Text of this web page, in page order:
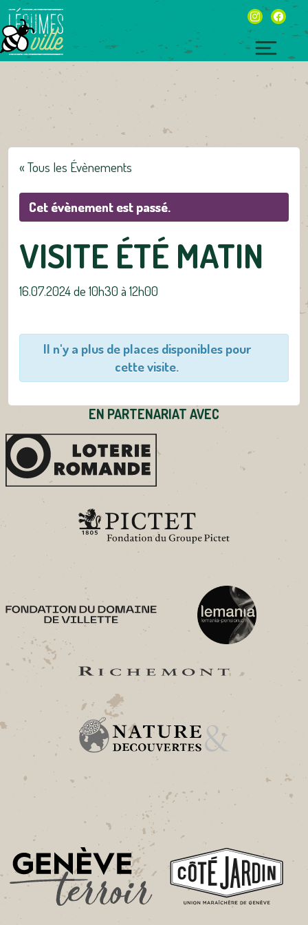
Skip
to
content
instagram
« Tous les Évènements
Cet évènement est passé.
VISITE ÉTÉ MATIN
16.07.2024 de 10h30 à 12h00
Il n'y a plus de places disponibles pour
cette visite.
EN PARTENARIAT AVEC